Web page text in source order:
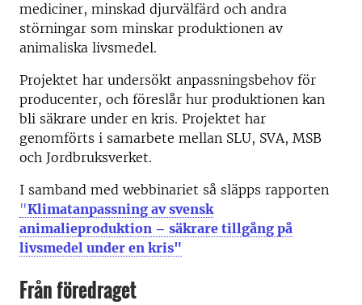
mediciner, minskad djurvälfärd och andra
störningar som minskar produktionen av
animaliska livsmedel.
Projektet har undersökt anpassningsbehov för
producenter, och föreslår hur produktionen kan
bli säkrare under en kris. Projektet har
genomförts i samarbete mellan SLU, SVA, MSB
och Jordbruksverket.
I samband med webbinariet så släpps rapporten
"Klimatanpassning av svensk
animalieproduktion – säkrare tillgång på
livsmedel under en kris"
Från föredraget